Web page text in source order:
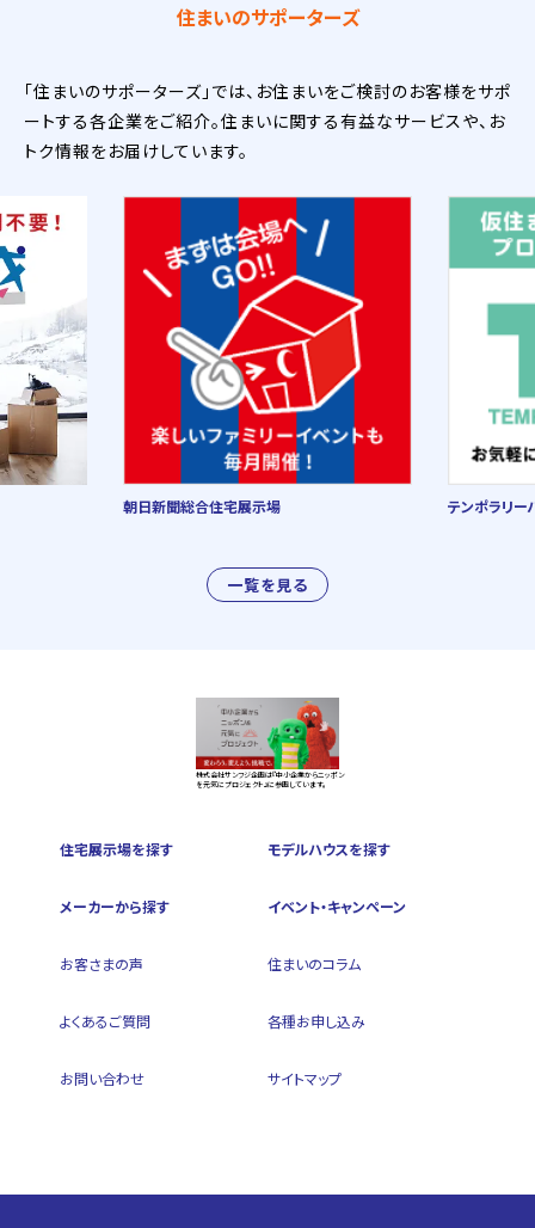
住まいのサポーターズ
「住まいのサポーターズ」では、お住まいをご検討のお客様をサポ
ートする各企業をご紹介。住まいに関する有益なサービスや、お
トク情報をお届けしています。
一覧を見る
朝日新聞総合住宅展示場 テンポラリー
株式会社サンフジ企画は『中小企業からニッポン
を元気にプロジェクト』に参画しています。
住宅展示場を探す モデルハウスを探す
メーカーから探す イベント・キャンペーン
お客さまの声 住まいのコラム
よくあるご質問 各種お申し込み
お問い合わせ サイトマップ